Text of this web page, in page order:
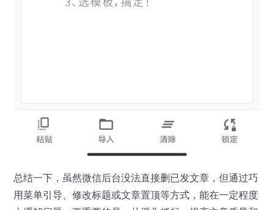
总结一下，虽然微信后台没法直接删已发文章，但通过巧
用菜单引导、修改标题或文章置顶等方式，能在一定程度